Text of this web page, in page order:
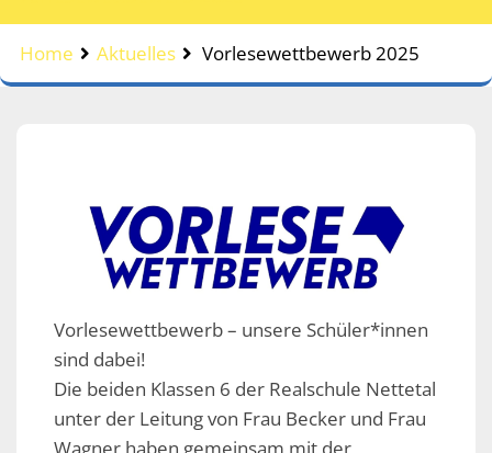
Home Aktuelles Vorlesewettbewerb 2025
Vorlesewettbewerb – unsere Schüler*innen
sind dabei!
Die beiden Klassen 6 der Realschule Nettetal
unter der Leitung von Frau Becker und Frau
Wagner haben gemeinsam mit der